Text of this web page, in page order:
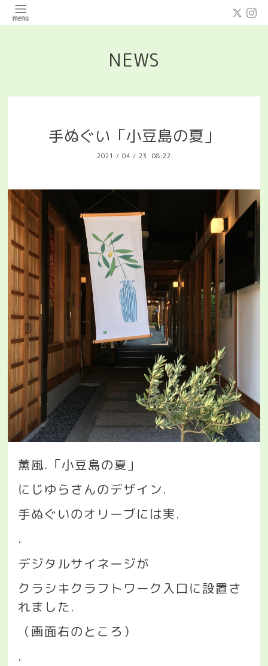
NEWS
手ぬぐい「小豆島の夏」
2021 / 04 / 23 08:22
薫風. 「小豆島の夏」
にじゆらさんのデザイン.
手ぬぐいのオリーブには実.
.
デジタルサイネージが
クラシキクラフトワーク入口に設置さ
れました.
（画面右のところ）
.